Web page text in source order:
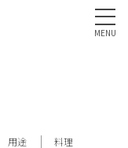
用途 料理